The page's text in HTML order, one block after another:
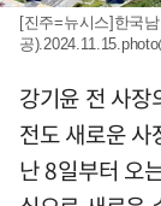
[진주=뉴시스]한국
공)
강기윤 전 사장
전도 새로운 사
난 8일부터 오